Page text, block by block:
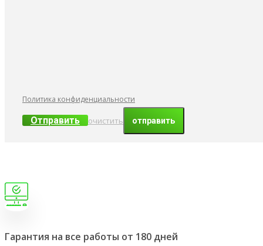
Политика конфиденциальности
Отправить очистить
Гарантия на все работы от 180 дней